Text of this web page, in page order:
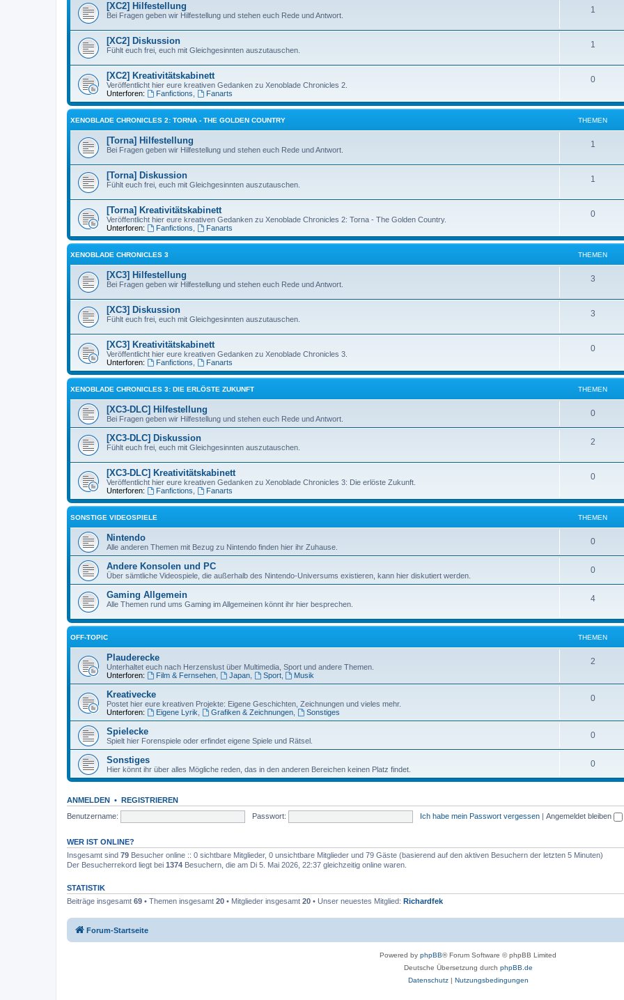
[XC2] Hilfestellung
Bei Fragen geben wir Hilfestellung und stehen euch Rede und Antwort.
1
[XC2] Diskussion
Fühlt euch frei, euch mit Gleichgesinnten auszutauschen.
1
[XC2] Kreativitätskabinett
Veröffentlicht hier eure kreativen Gedanken zu Xenoblade Chronicles 2.
Unterforen:
Fanfictions Fanarts
0
XENOBLADE CHRONICLES 2: TORNA - THE GOLDEN COUNTRY THEMEN
[Torna] Hilfestellung
Bei Fragen geben wir Hilfestellung und stehen euch Rede und Antwort.
1
[Torna] Diskussion
Fühlt euch frei, euch mit Gleichgesinnten auszutauschen.
1
[Torna] Kreativitätskabinett
Veröffentlicht hier eure kreativen Gedanken zu Xenoblade Chronicles 2: Torna - The Golden Country.
Unterforen:
Fanfictions Fanarts
0
XENOBLADE CHRONICLES 3 THEMEN
[XC3] Hilfestellung
Bei Fragen geben wir Hilfestellung und stehen euch Rede und Antwort.
3
[XC3] Diskussion
Fühlt euch frei, euch mit Gleichgesinnten auszutauschen.
3
[XC3] Kreativitätskabinett
Veröffentlicht hier eure kreativen Gedanken zu Xenoblade Chronicles 3.
Unterforen:
Fanfictions Fanarts
0
XENOBLADE CHRONICLES 3: DIE ERLÖSTE ZUKUNFT THEMEN
[XC3-DLC] Hilfestellung
Bei Fragen geben wir Hilfestellung und stehen euch Rede und Antwort.
0
[XC3-DLC] Diskussion
Fühlt euch frei, euch mit Gleichgesinnten auszutauschen.
2
[XC3-DLC] Kreativitätskabinett
Veröffentlicht hier eure kreativen Gedanken zu Xenoblade Chronicles 3: Die erlöste Zukunft.
Unterforen:
Fanfictions Fanarts
0
SONSTIGE VIDEOSPIELE THEMEN
Nintendo
Alle anderen Themen mit Bezug zu Nintendo finden hier ihr Zuhause.
0
Andere Konsolen und PC
Über sämtliche Videospiele, die außerhalb des Nintendo-Universums existieren, kann hier diskutiert werden.
0
Gaming Allgemein
Alle Themen rund ums Gaming im Allgemeinen könnt ihr hier besprechen.
4
OFF-TOPIC THEMEN
Plauderecke
Unterhaltet euch nach Herzenslust über Multimedia, Sport und andere Themen.
Unterforen:
Film & Fernsehen, Japan, Sport, Musik
2
Kreativecke
Postet hier eure kreativen Projekte: Eigene Geschichten, Zeichnungen und vieles mehr.
Unterforen:
Eigene Lyrik Grafiken & Zeichnungen, Sonstiges
0
Spielecke
Spielt hier Forenspiele oder erfindet eigene Spiele und Rätsel.
0
Sonstiges
Hier könnt ihr über alles Mögliche reden, das in den anderen Bereichen keinen Platz findet.
0
ANMELDEN • REGISTRIEREN
Benutzername:
Passwort: Ich habe mein Passwort vergessen | Angemeldet bleiben
WER IST ONLINE?
Insgesamt sind 79 Besucher online :: 0 sichtbare Mitglieder, 0 unsichtbare Mitglieder und 79 Gäste (basierend auf den aktiven Besuchern der letzten 5 Minuten)
Der Besucherrekord liegt bei 1374 Besuchern, die am Di 5. Mai 2026, 22:37 gleichzeitig online waren.
STATISTIK
Beiträge insgesamt 69 • Themen insgesamt 20 • Mitglieder insgesamt 20 • Unser neuestes Mitglied: Richardfek
Forum-Startseite
Powered by phpBB® Forum Software © phpBB Limited
Deutsche Übersetzung durch phpBB.de
Datenschutz| Nutzungsbedingungen